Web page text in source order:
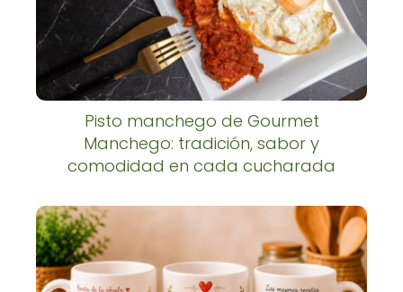
Pisto manchego de Gourmet
Manchego: tradición, sabor y
comodidad en cada cucharada